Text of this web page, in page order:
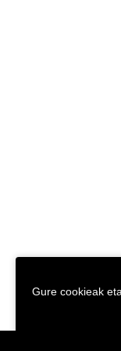
Gure cookieak